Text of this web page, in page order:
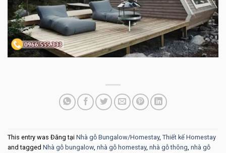
This entry was Đăng tại Nhà gỗ Bungalow/Homestay, Thiết kế Homestay
and tagged Nhà gỗ bungalow, nhà gỗ homestay, nhà gỗ thông, nhà gỗ